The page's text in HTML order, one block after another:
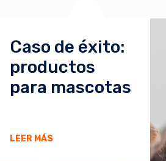
Caso de éxito:
productos
para mascotas
LEER MÁS